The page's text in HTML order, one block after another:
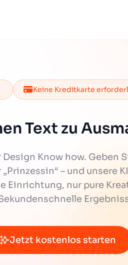
Keine Kreditkarte
Text zu
Know how. Geben
„Prinzessin“ – und
Einrichtung, nur pure
Jetzt kostenlos starten